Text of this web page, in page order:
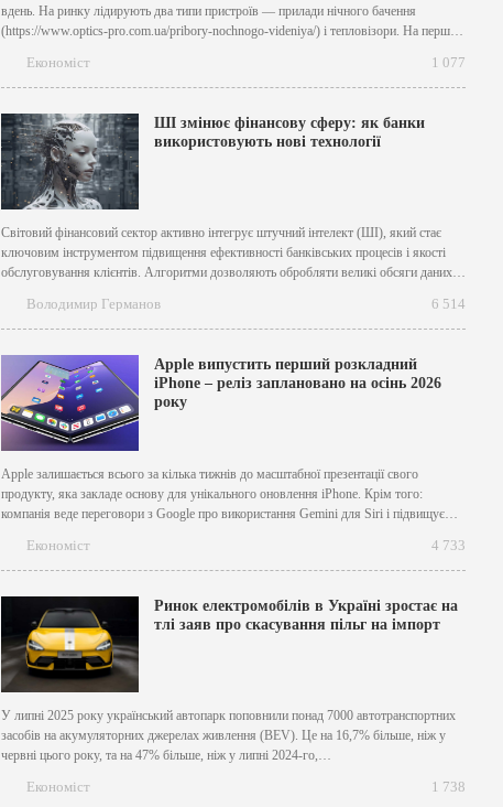
вдень. На ринку лідирують два типи пристроїв — прилади нічного бачення
(https://www.optics-pro.com.ua/pribory-nochnogo-videniya/) і тепловізори. На перший
який прилад вибрати? Спробуємо розібратися, порівнявши їх можливості,
переваги...
Економіст 1 077
ШІ змінює фінансову сферу: як банки
використовують нові технології
Світовий фінансовий сектор активно інтегрує штучний інтелект (ШІ), який стає
ключовим інструментом підвищення ефективності банківських процесів і якості
обслуговування клієнтів. Алгоритми дозволяють обробляти великі обсяги даних,
продукти. Українські банки також активно освоюють ШІ, адаптуючи міжнародний
досвід до локального ринку. Про це йдеться в...
Володимир Германов 6 514
Apple випустить перший розкладний
iPhone – реліз заплановано на осінь 2026
року
Apple залишається всього за кілька тижнів до масштабної презентації свого
продукту, яка закладе основу для унікального оновлення iPhone. Крім того:
компанія веде переговори з Google про використання Gemini для Siri і підвищує
перейшов в Meta. Візьміть iPhone сьогодні і...
Економіст 4 733
Ринок електромобілів в Україні зростає на
тлі заяв про скасування пільг на імпорт
У липні 2025 року український автопарк поповнили понад 7000 автотранспортних
засобів на акумуляторних джерелах живлення (BEV). Це на 16,7% більше, ніж у
червні цього року, та на 47% більше, ніж у липні 2024-го,
електромобілів становили легкові авто – 6849 од., з яких 1587 були...
Економіст 1 738